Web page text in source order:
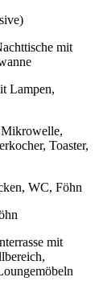
mit
Lampen,
Mikrowelle,
Toaster,
WC, Föhn
mit